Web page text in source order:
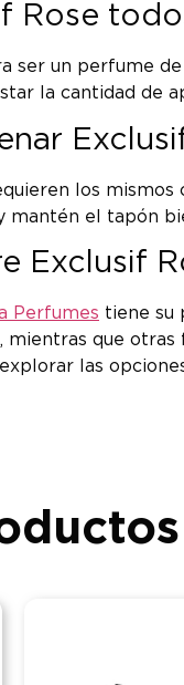
Rose
ser un perfume
la cantidad de
los
el tapón
Exclusif
Perfumes tiene su
mientras que
las